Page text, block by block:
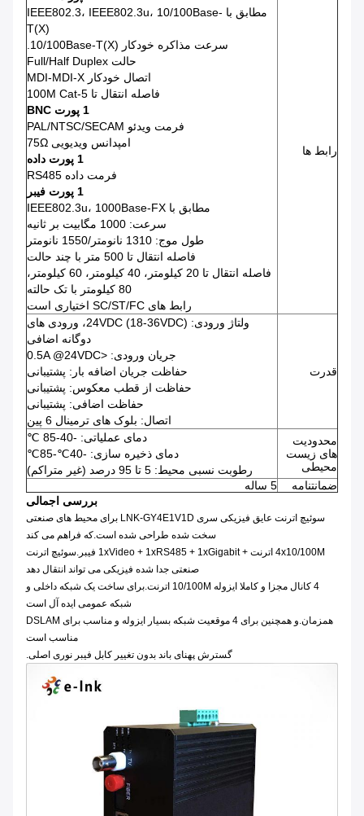
رابط ها
مطابق با IEEE802.3، IEEE802.3u، 10/100Base-
T(X)
سرعت مذاکره خودکار 10/100Base-T(X).
حالت Full/Half Duplex
اتصال خودکار MDI-MDI-X
فاصله انتقال تا 100M Cat-5
1 پورت BNC
فرمت ویدئو PAL/NTSC/SECAM
امپدانس ویدیویی 75Ω
1 پورت داده
فرمت داده RS485
1 پورت فیبر
مطابق با IEEE802.3u، 1000Base-FX
سرعت: 1000 مگابیت بر ثانیه
طول موج: 1310 نانومتر/1550 نانومتر
فاصله انتقال تا 500 متر با چند حالت
فاصله انتقال تا 20 کیلومتر، 40 کیلومتر، 60 کیلومتر،
80 کیلومتر با تک حالته
رابط های SC/ST/FC اختیاری است
قدرت
ولتاژ ورودی: 24VDC (18-36VDC)، ورودی های
دوگانه اضافی
جریان ورودی: <0.5A @24VDC
حفاظت جریان اضافه بار: پشتیبانی
حفاظت از قطب معکوس: پشتیبانی
حفاظت اضافی: پشتیبانی
اتصال: بلوک های ترمینال 6 پین
محدودیت
های زیست
محیطی
دمای عملیاتی: -40-85 ℃
دمای ذخیره سازی: -40℃-85℃
رطوبت نسبی محیط: 5 تا 95 درصد (غیر متراکم)
ضمانتنامه
5 ساله
بررسی اجمالی
سوئیچ اترنت عایق فیزیکی سری LNK-GY4E1V1D برای محیط های صنعتی
سخت شده طراحی شده است.که فراهم می کند
4x10/100M اترنت + 1xVideo + 1xRS485 + 1xGigabit فیبر.سوئیچ اترنت
صنعتی جدا شده فیزیکی می تواند انتقال دهد
4 کانال مجزا و کاملا ایزوله 10/100M اترنت.برای ساخت یک شبکه داخلی و
شبکه عمومی ایده آل است
همزمان.و همچنین برای 4 موقعیت شبکه بسیار ایزوله و مناسب برای DSLAM
مناسب است
گسترش پهنای باند بدون تغییر کابل فیبر نوری اصلی.